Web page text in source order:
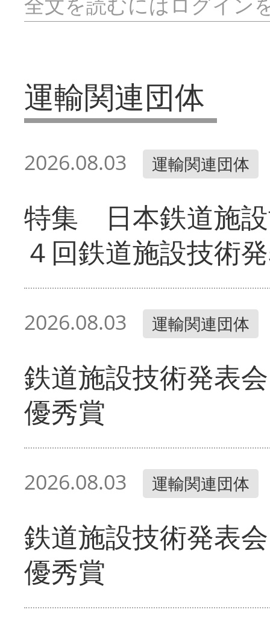
運輸関連団体
2026.08.03 運輸関連団体
特集 日本鉄道施
４回鉄道施設技術
2026.08.03 運輸関連団体
鉄道施設技術発表
優秀賞
2026.08.03 運輸関連団体
鉄道施設技術発表
優秀賞